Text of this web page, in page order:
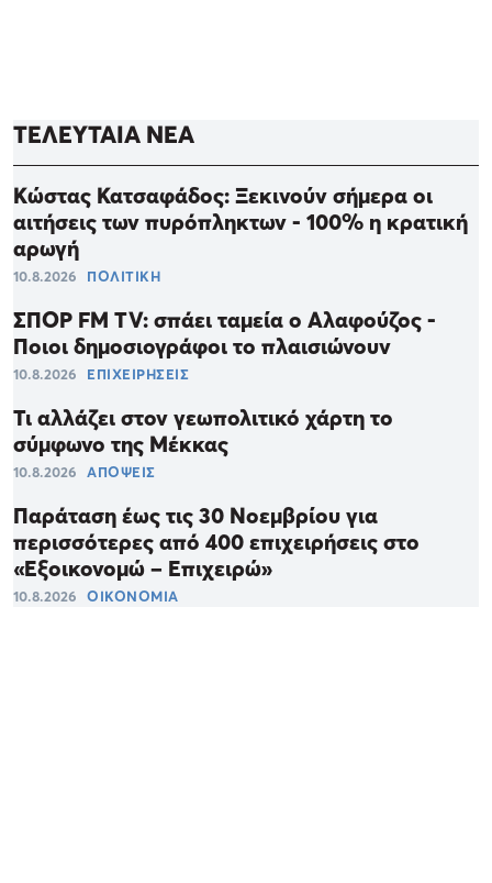
ΤΕΛΕΥΤΑΙΑ ΝΕΑ
Κώστας Κατσαφάδος: Ξεκινούν σήμερα οι
αιτήσεις των πυρόπληκτων - 100% η κρατική
αρωγή
10.8.2026 ΠΟΛΙΤΙΚΗ
ΣΠΟΡ FM TV: σπάει ταμεία ο Αλαφούζος -
Ποιοι δημοσιογράφοι το πλαισιώνουν
10.8.2026 ΕΠΙΧΕΙΡΗΣΕΙΣ
Τι αλλάζει στον γεωπολιτικό χάρτη το
σύμφωνο της Μέκκας
10.8.2026 ΑΠΟΨΕΙΣ
Παράταση έως τις 30 Νοεμβρίου για
περισσότερες από 400 επιχειρήσεις στο
«Εξοικονομώ – Επιχειρώ»
10.8.2026 ΟΙΚΟΝΟΜΙΑ